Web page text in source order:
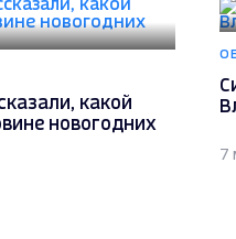
какой
новогодних
7